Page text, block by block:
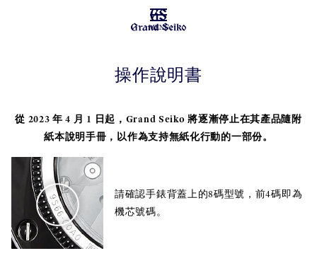
MENU
操作說明書
從 2023 年 4 月 1 日起，Grand Seiko 將逐漸停止在其產品隨附
紙本說明手冊，以作為支持無紙化行動的一部份。
請確認手錶背蓋上的8碼型號，前4碼即為
機芯號碼。